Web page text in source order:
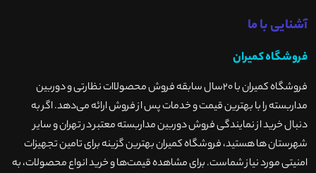
آشنایی با ما
فروشگاه کمیران
فروشگاه کمیران با ۲۰سال سابقه فروش محصولاات نظارتی و دوربین
مداربسته را با بهترین قیمت و خدمات پس از فروش ارائه می‌دهد. اگر به
دنبال خرید از نمایندگی فروش دوربین مداربسته معتبر در تهران و سایر
شهرستان ها هستید، فروشگاه کمیران بهترین گزینه برای تامین تجهیزات
امنیتی مورد نیاز شماست. برای مشاهده قیمت‌ها و خرید انواع محصولات، به